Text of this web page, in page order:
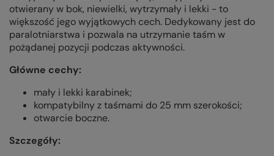
otwierany w bok, niewielki, wytrzymały i lekki - to
większość jego wyjątkowych cech. Dedykowany jest do
paralotniarstwa i pozwala na utrzymanie taśm w
pożądanej pozycji podczas aktywności.
Główne cechy:
mały i lekki karabinek;
kompatybilny z taśmami do 25 mm szerokości;
otwarcie boczne.
Szczegóły: